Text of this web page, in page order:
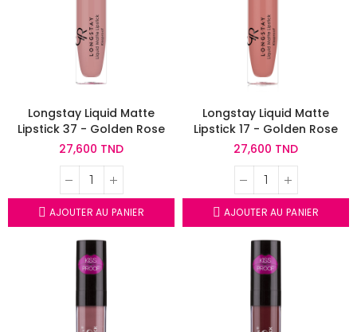
Longstay Liquid Matte
Lipstick 37 - Golden Rose
27,600 TND
AJOUTER AU PANIER
Longstay Liquid Matte
Lipstick 17 - Golden Rose
27,600 TND
AJOUTER AU PANIER